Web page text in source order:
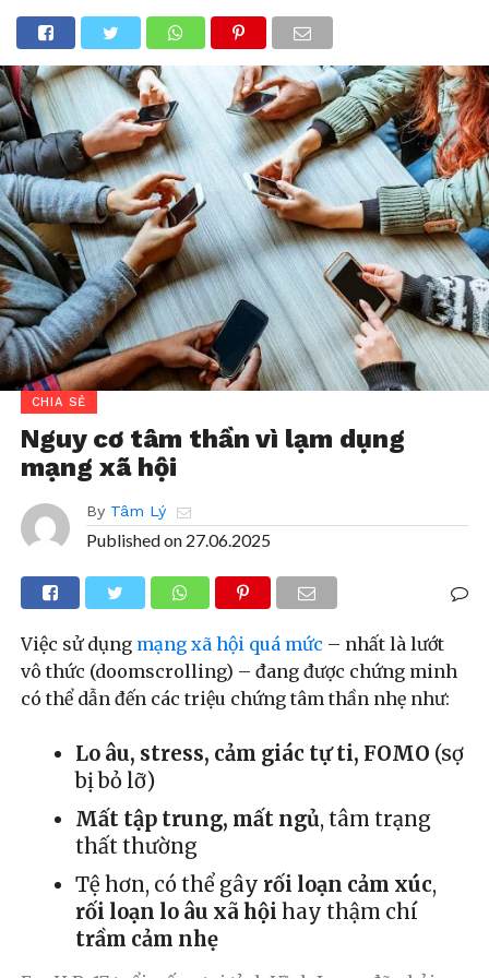
CHIA SẺ
Nguy cơ tâm thần vì lạm dụng
mạng xã hội
By Tâm Lý
Published on 27.06.2025
Việc sử dụng mạng xã hội quá mức – nhất là lướt
vô thức (doomscrolling) – đang được chứng minh
có thể dẫn đến các triệu chứng tâm thần nhẹ như:
Lo âu, stress, cảm giác tự ti, FOMO (sợ
bị bỏ lỡ)
Mất tập trung, mất ngủ, tâm trạng
thất thường
Tệ hơn, có thể gây rối loạn cảm xúc,
rối loạn lo âu xã hội hay thậm chí
trầm cảm nhẹ